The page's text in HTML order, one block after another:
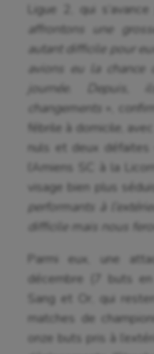
Ligue 2, qui
affrontons une
autant difficile pour
avions eu la
journée.
changements
»,
fébrile à domicile,
nuls et deux
l’Amiens SC à la
visage bien plus
performants à
difficile mais nous
Parmi eux, une
décembre (7 buts
Sang et Or, qui
matches de
onze buts pris à